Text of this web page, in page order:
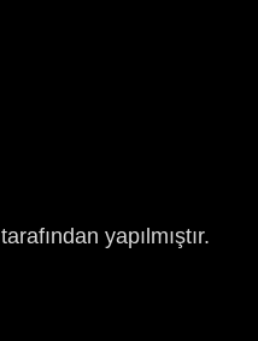
tarafından yapılmıştır.